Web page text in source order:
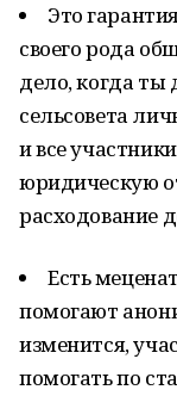
Это
своего рода
дело, когда ты
сельсовета
и все
юридическую
расходование
Есть
помогают
изменится,
помогать по